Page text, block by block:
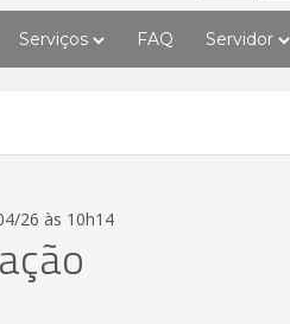
Serviços FAQ Servidor
26 às 10h14